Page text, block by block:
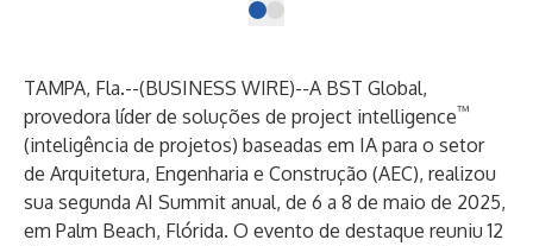
TAMPA, Fla.--(BUSINESS WIRE)--A BST Global,
provedora líder de soluções de project intelligence™
(inteligência de projetos) baseadas em IA para o setor
de Arquitetura, Engenharia e Construção (AEC), realizou
sua segunda AI Summit anual, de 6 a 8 de maio de 2025,
em Palm Beach, Flórida. O evento de destaque reuniu 12